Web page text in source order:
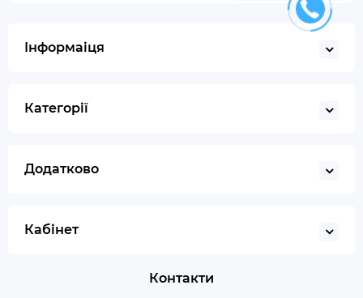
Інформаіця
Категорії
Додатково
Кабінет
Контакти